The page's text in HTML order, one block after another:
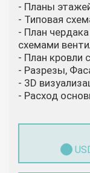
- Планы
- Типовая
- План
схемами
- План кровли
- Разрезы,
- 3D
- Расход